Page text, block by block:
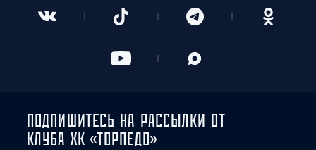
ПОДПИШИТЕСЬ НА РАССЫЛКИ ОТ
КЛУБА ХК «ТОРПЕДО»